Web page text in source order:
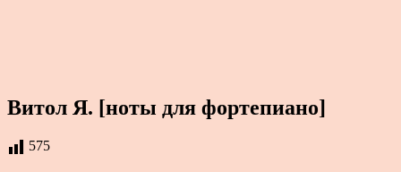
Витол Я. [ноты для фортепиано]
575